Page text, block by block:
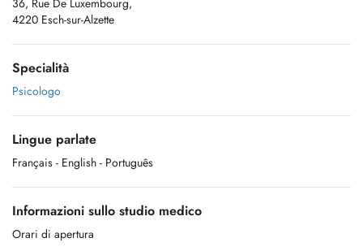
36, Rue De Luxembourg,
4220 Esch-sur-Alzette
Specialità
Psicologo
Lingue parlate
Français - English - Português
Informazioni sullo studio medico
Orari di apertura